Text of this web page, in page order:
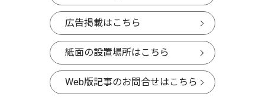
広告掲載はこちら
紙面の設置場所はこちら
Web版記事のお問合せはこちら